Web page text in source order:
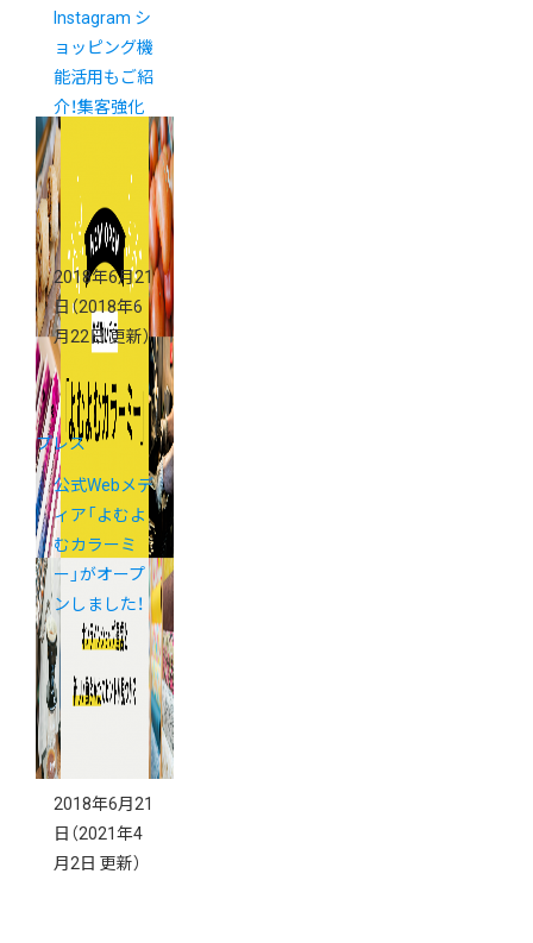
Instagram シ
ョッピング機
能活用もご紹
介！集客強化
セミナー
2018年6月21
日 （2018年6
月22日 更新）
プレス
公式Webメデ
ィア「よむよ
むカラーミ
ー」がオープ
ンしました！
2018年6月21
日 （2021年4
月2日 更新）